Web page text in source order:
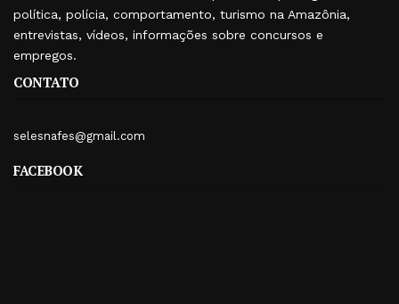
política, polícia, comportamento, turismo na Amazônia,
entrevistas, vídeos, informações sobre concursos e
empregos.
CONTATO
selesnafes@gmail.com
FACEBOOK